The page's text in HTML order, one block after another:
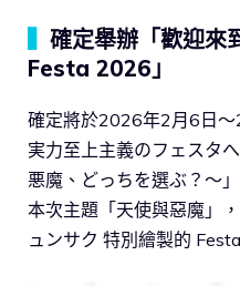
確定舉辦「歡迎來
Festa 2026」
確定將於2026年2月6日
実力至上主義のフェスタ
悪魔、どっちを選ぶ？～
本次主題「天使與惡魔」
ュンサク 特別繪製的